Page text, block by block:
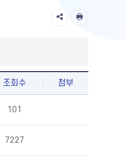
조회수 첨부
101
7227